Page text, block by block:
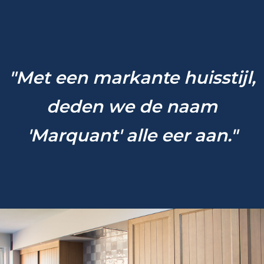
Contact
"Met een markante huisstijl,
deden we de naam
'Marquant' alle eer aan."